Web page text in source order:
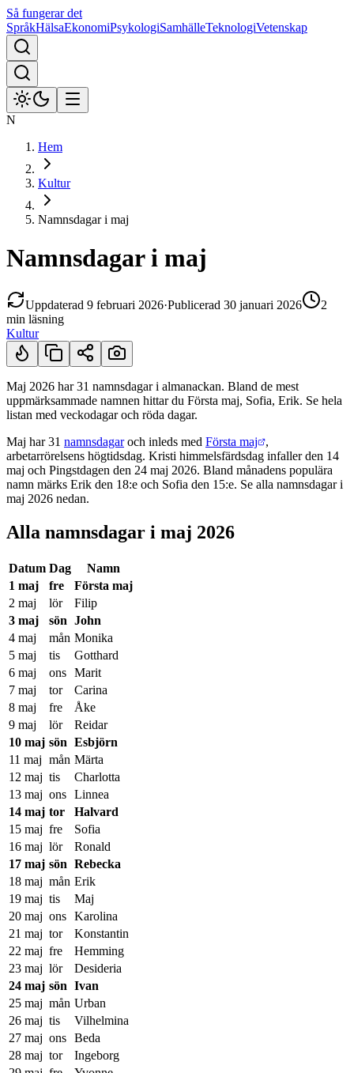
Så fungerar det
SpråkHälsaEkonomiPsykologiSamhälleTeknologiVetenskap
N
Hem
Kultur
Namnsdagar i maj
Namnsdagar i maj
Uppdaterad 9 februari 2026·Publicerad 30 januari 2026
2
min läsning
Kultur
Kort svar
Maj 2026 har 31 namnsdagar i almanackan. Bland de mest
uppmärksammade namnen hittar du Första maj, Sofia, Erik. Se hela
listan med veckodagar och röda dagar.
Maj har 31 namnsdagaroch inleds med Första maj
,
arbetarrörelsens högtidsdag. Kristi himmelsfärdsdag infaller den 14
maj och Pingstdagen den 24 maj 2026. Bland månadens populära
namn märks Erik den 18:e och Sofia den 15:e. Se alla namnsdagar i
maj 2026 nedan.
Alla namnsdagar i maj 2026
Datum Dag
Namn
1 maj
fre
Första maj
2 maj
lör
Filip
3 maj
sön John
4 maj
mån Monika
5 maj
tis
Gotthard
6 maj
ons Marit
7 maj
tor
Carina
8 maj
fre
Åke
9 maj
lör
Reidar
10 maj sön Esbjörn
11 maj mån Märta
12 maj tis
Charlotta
13 maj ons Linnea
14 maj tor
Halvard
15 maj fre
Sofia
16 maj lör
Ronald
17 maj sön Rebecka
18 maj mån Erik
19 maj tis
Maj
20 maj ons Karolina
21 maj tor
Konstantin
22 maj fre
Hemming
23 maj lör
Desideria
24 maj sön Ivan
25 maj mån Urban
26 maj tis
Vilhelmina
27 maj ons Beda
28 maj tor
Ingeborg